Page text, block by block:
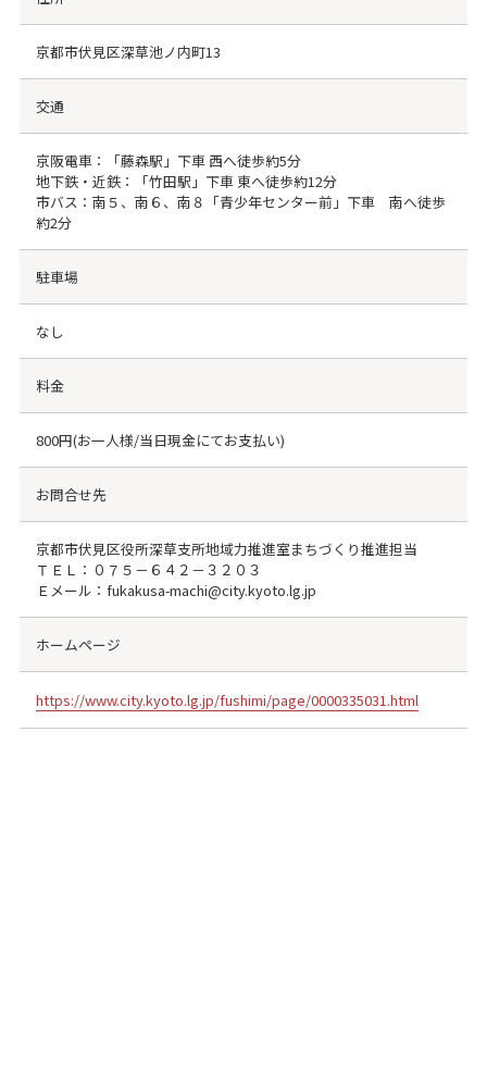
京都市伏見区深草池ノ内町13
交通
京阪電車：「藤森駅」下車 西へ徒歩約5分
地下鉄・近鉄：「竹田駅」下車 東へ徒歩約12分
市バス：南５、南６、南８「青少年センター前」下車 南へ徒歩
約2分
駐車場
なし
料金
800円(お一人様/当日現金にてお支払い)
お問合せ先
京都市伏見区役所深草支所地域力推進室まちづくり推進担当
ＴＥＬ：０７５－６４２－３２０３
Ｅメール：fukakusa-machi@city.kyoto.lg.jp
ホームページ
https://www.city.kyoto.lg.jp/fushimi/page/0000335031.html